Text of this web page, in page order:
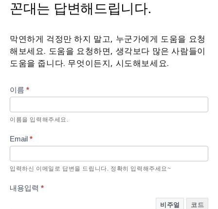
꼰대는 답변해드립니다.
막연하게 걱정만 하지 말고, 누군가에게 도움을 요청
해보세요. 도움을 요청하면, 생각보다 많은 사람들이
도움을 줍니다. 무엇이든지, 시도해보세요.
Contact
Me
이름 *
이름을 입력해주세요.
Email *
입력하신 이메일로 답변을 드립니다. 정확히 입력해주세요~
내용입력 *
비주얼 코드